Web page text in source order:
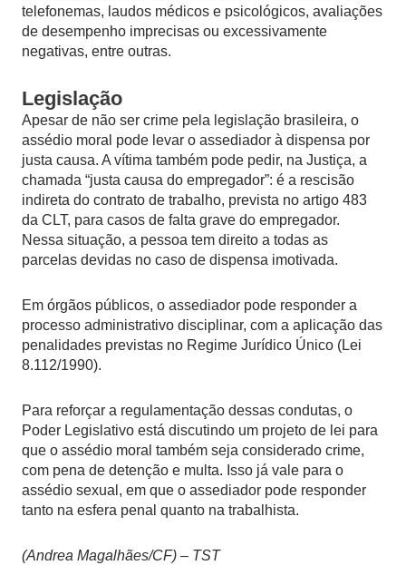
telefonemas, laudos médicos e psicológicos, avaliações
de desempenho imprecisas ou excessivamente
negativas, entre outras.
Legislação
Apesar de não ser crime pela legislação brasileira, o
assédio moral pode levar o assediador à dispensa por
justa causa. A vítima também pode pedir, na Justiça, a
chamada “justa causa do empregador”: é a rescisão
indireta do contrato de trabalho, prevista no artigo 483
da CLT, para casos de falta grave do empregador.
Nessa situação, a pessoa tem direito a todas as
parcelas devidas no caso de dispensa imotivada.
Em órgãos públicos, o assediador pode responder a
processo administrativo disciplinar, com a aplicação das
penalidades previstas no Regime Jurídico Único (Lei
8.112/1990).
Para reforçar a regulamentação dessas condutas, o
Poder Legislativo está discutindo um projeto de lei para
que o assédio moral também seja considerado crime,
com pena de detenção e multa. Isso já vale para o
assédio sexual, em que o assediador pode responder
tanto na esfera penal quanto na trabalhista.
(Andrea Magalhães/CF) – TST